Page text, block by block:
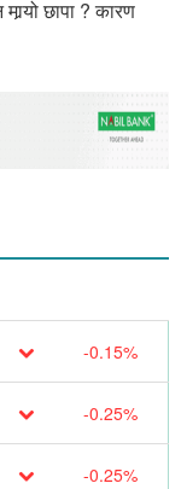
छापा ? कारण
-0.15%
-0.25%
-0.25%